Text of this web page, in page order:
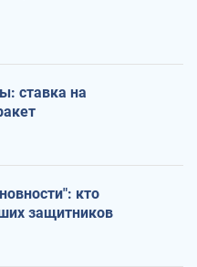
ставка на
кто
защитников